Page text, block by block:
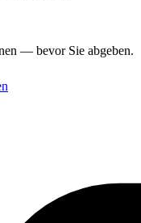
— bevor Sie abgeben.